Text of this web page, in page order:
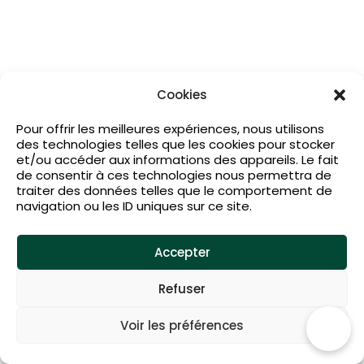
Cookies
Pour offrir les meilleures expériences, nous utilisons
des technologies telles que les cookies pour stocker
et/ou accéder aux informations des appareils. Le fait
de consentir à ces technologies nous permettra de
traiter des données telles que le comportement de
navigation ou les ID uniques sur ce site.
Accepter
Refuser
Voir les préférences